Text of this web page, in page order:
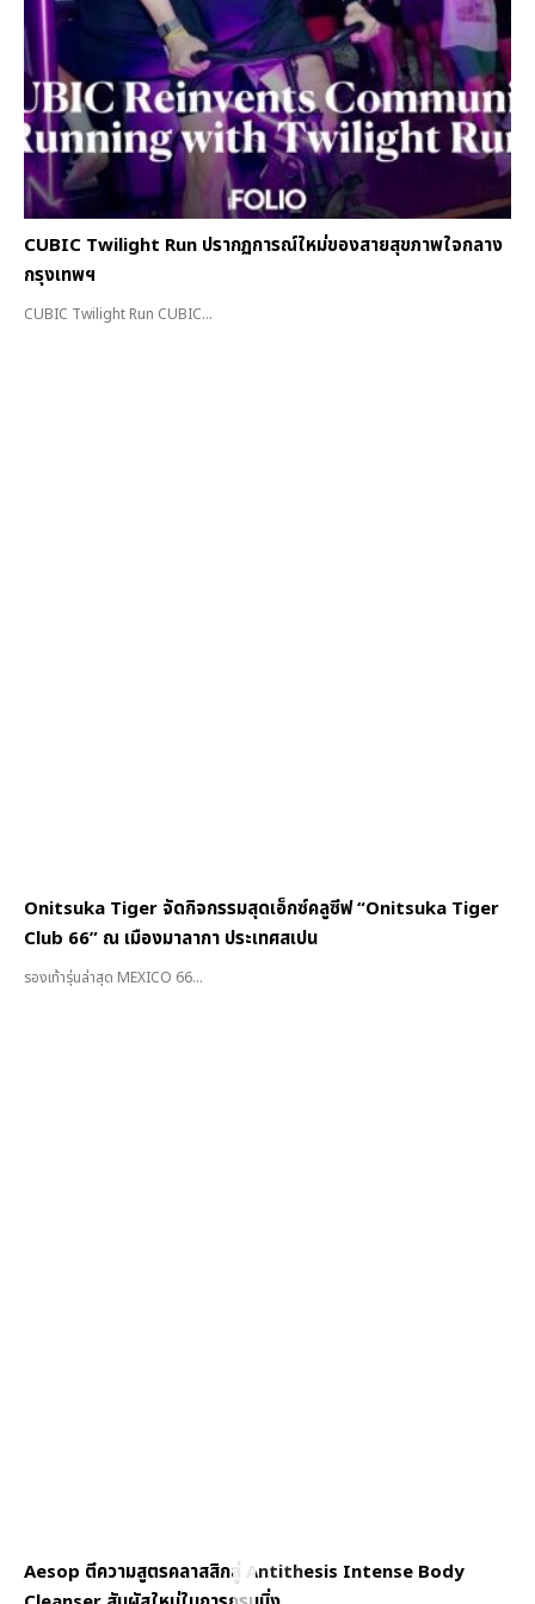
CUBIC Twilight Run ปรากฏการณ์ใหม่ของสายสุขภาพใจกลาง
กรุงเทพฯ
CUBIC Twilight Run CUBIC...
Onitsuka Tiger จัดกิจกรรมสุดเอ็กซ์คลูซีฟ “Onitsuka Tiger
Club 66” ณ เมืองมาลากา ประเทศสเปน
รองเท้ารุ่นล่าสุด MEXICO 66...
Aesop ตีความสูตรคลาสสิกสู่ Antithesis Intense Body